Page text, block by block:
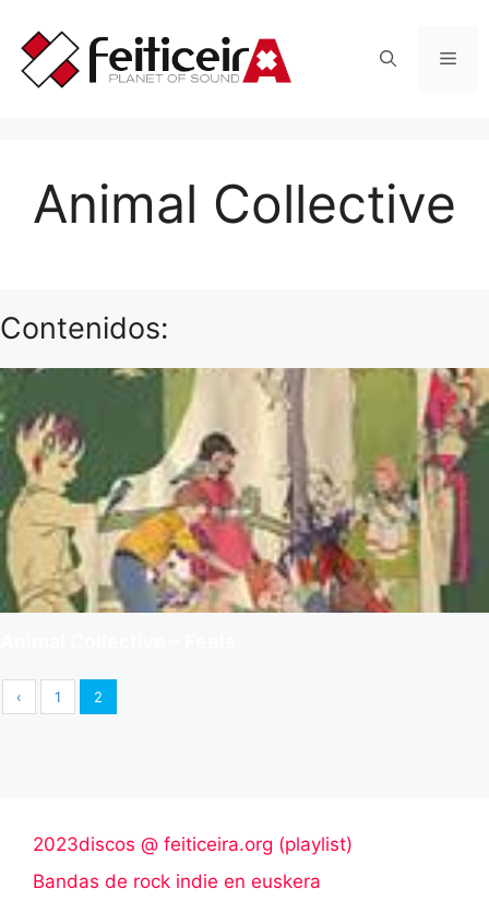
contenido
Animal Collective
Contenidos:
‹ 1 2
2023discos @ feiticeira.org (playlist)
Bandas de rock indie en euskera